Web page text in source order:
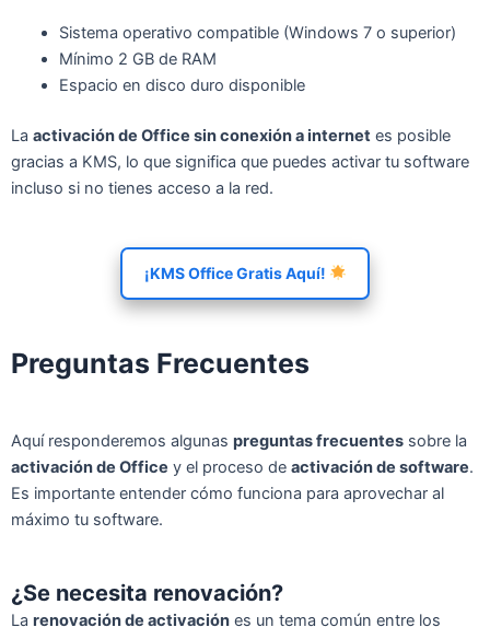
Sistema operativo compatible (Windows 7 o superior)
Mínimo 2 GB de RAM
Espacio en disco duro disponible
La activación de Office sin conexión a internet es posible
gracias a KMS, lo que significa que puedes activar tu software
incluso si no tienes acceso a la red.
¡KMS Office Gratis Aquí!
Preguntas Frecuentes
Aquí responderemos algunas preguntas frecuentes sobre la
activación de Office y el proceso de activación de software.
Es importante entender cómo funciona para aprovechar al
máximo tu software.
¿Se necesita renovación?
La renovación de activación es un tema común entre los